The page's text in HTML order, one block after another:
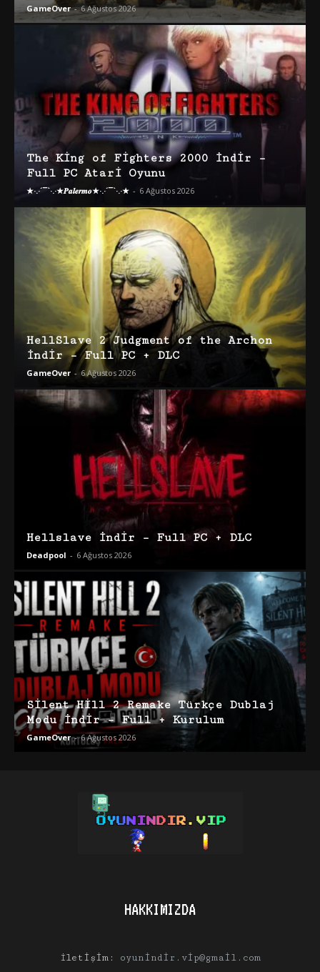
GameOver - 6 Ağustos 2026
The King of Fighters 2000 İndir –
Full PC Atari Oyunu
★·.·´¯`·.·★𝑷𝒂𝒍𝒆𝒓𝒎𝒐★·.·´¯`·.·★ - 6 Ağustos 2026
HellSlave 2 Judgment of the Archon
İndir – Full PC + DLC
GameOver - 6 Ağustos 2026
Hellslave İndir – Full PC + DLC
Deadpool - 6 Ağustos 2026
Silent Hill 2 Remake Türkçe Dublaj
Modu İndir – Full + Kurulum
GameOver - 6 Ağustos 2026
HAKKIMIZDA
İletişim: oyunindir.vip@gmail.com